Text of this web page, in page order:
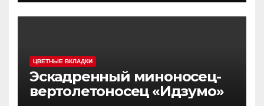
ЦВЕТНЫЕ ВКЛАДКИ
Эскадренный миноносец-
вертолетоносец «Идзумо»